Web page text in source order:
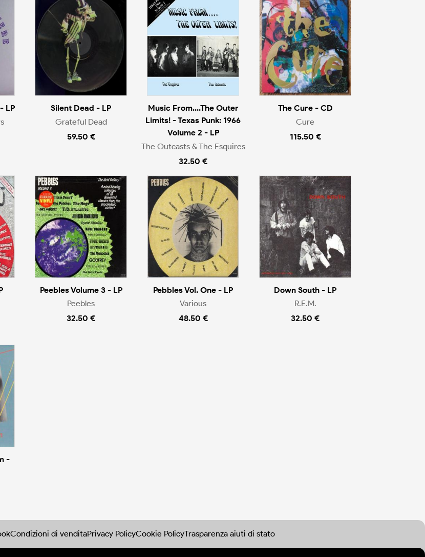
LP
Silent Dead - LP
Grateful Dead
59.50 €
Music From....The Outer
Limits! - Texas Punk: 1966
Volume 2 - LP
The Outcasts & The Esquires
32.50 €
The Cure - CD
Cure
115.50 €
Peebles Volume 3 - LP
Peebles
32.50 €
Pebbles Vol. One - LP
Various
48.50 €
Down South - LP
R.E.M.
32.50 €
-
Condizioni di venditaPrivacy PolicyCookie PolicyTrasparenza aiuti di stato